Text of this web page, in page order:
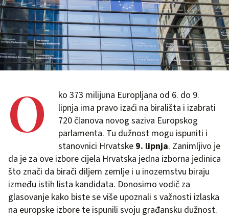
O
ko 373 milijuna Europljana od 6. do 9.
lipnja ima pravo izaći na birališta i izabrati
720 članova novog saziva Europskog
parlamenta. Tu dužnost mogu ispuniti i
stanovnici Hrvatske 9. lipnja. Zanimljivo je
da je za ove izbore cijela Hrvatska jedna izborna jedinica
što znači da birači diljem zemlje i u inozemstvu biraju
između istih lista kandidata. Donosimo vodič za
glasovanje kako biste se više upoznali s važnosti izlaska
na europske izbore te ispunili svoju građansku dužnost.